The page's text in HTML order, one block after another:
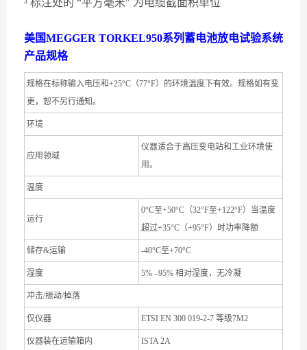
³ 标注处的 “平方毫米" 为电缆截面积单位
美国MEGGER TORKEL950系列蓄电池放电试验系统
产品规格
规格在标称输入电压和+25°C（77°F）的环境温度下有效。规格如有变
更，恕不另行通知。
环境
应用领域
仪器适合于高压变电站和工业环境使
用。
温度
运行
0°C至+50°C（32°F至+122°F）当温度
超过+35°C（+95°F）时功率降额
储存&运输 -40°C至+70°C
湿度 5% –95% 相对湿度，无冷凝
冲击/振动/掉落
仅仪器 ETSI EN 300 019-2-7 等级7M2
仪器装在运输箱内 ISTA 2A